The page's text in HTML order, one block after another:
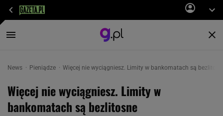
News Pieniądze Więcej nie wyciągniesz. Limity w bankomatach są
Więcej nie wyciągniesz. Limity w
bankomatach są bezlitosne